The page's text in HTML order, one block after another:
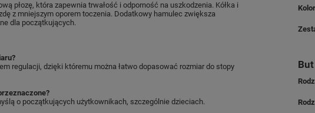
płozę, która zapewnia trwałość i odporność na uszkodzenia. Kółka i
z mniejszym oporem toczenia. Dodatkowy hamulec zwiększa
dla początkujących.
regulacji, dzięki któremu można łatwo dopasować rozmiar do stopy
o początkujących użytkownikach, szczególnie dzieciach.
Kolor
But